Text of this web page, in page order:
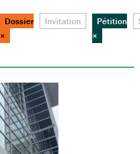
Dossier
×
Invitation
Pétition
×